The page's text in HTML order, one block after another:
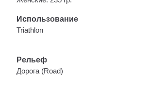
Использование
Triathlon
Рельеф
Дорога (Road)